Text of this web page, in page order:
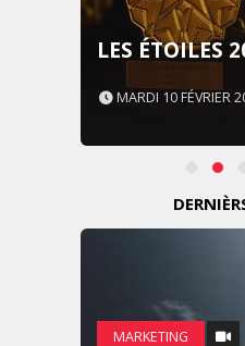
LES ÉTOILES
MARDI 10 FÉVRIER
MARKETING